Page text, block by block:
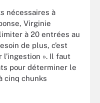
nécessaires à
Virginie
à 20 entrées au
de plus, c’est
». Il faut
pour déterminer le
cinq chunks